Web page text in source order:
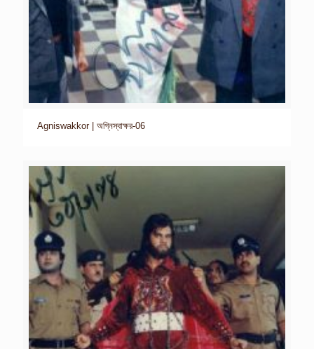
Agniswakkor | অগ্নিস্বাক্ষর-06